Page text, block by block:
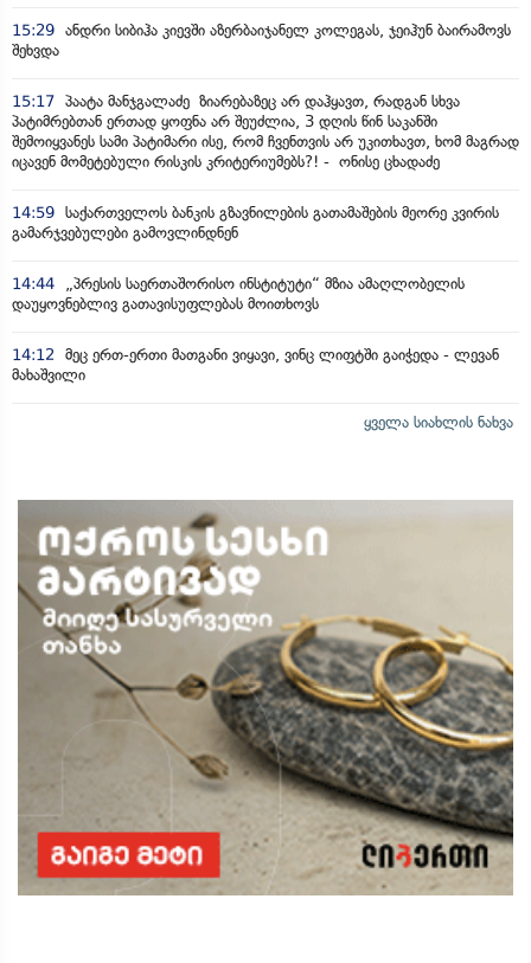
15:29 ანდრი სიბიჰა კიევში აზერბაიჯანელ კოლეგას, ჯეიჰუნ ბაირამოვს
შეხვდა
15:17 პაატა მანჯგალაძე ზიარებაზეც არ დაჰყავთ, რადგან სხვა
პატიმრებთან ერთად ყოფნა არ შეუძლია, 3 დღის წინ საკანში
შემოიყვანეს სამი პატიმარი ისე, რომ ჩვენთვის არ უკითხავთ, ხომ მაგრად
იცავენ მომეტებული რისკის კრიტერიუმებს?! - ონისე ცხადაძე
14:59 საქართველოს ბანკის გზავნილების გათამაშების მეორე კვირის
გამარჯვებულები გამოვლინდნენ
14:44
„პრესის საერთაშორისო ინსტიტუტი“ მზია ამაღლობელის
დაუყოვნებლივ გათავისუფლებას მოითხოვს
14:12
მეც ერთ-ერთი მათგანი ვიყავი, ვინც ლიფტში გაიჭედა - ლევან
მახაშვილი
ყველა სიახლის ნახვა